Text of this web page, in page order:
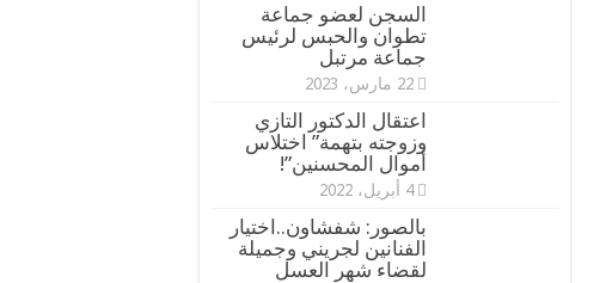
السجن لعضو جماعة
تطوان والحبس لرئيس
جماعة مرتبل
22 مارس، 2023
اعتقال الدكتور التازي
وزوجته بتهمة” اختلاس
أموال المحسنين”!
4 أبريل، 2022
بالصور: شفشاون..اختيار
الفنانين لجريني وجميلة
لقضاء شهر العسل